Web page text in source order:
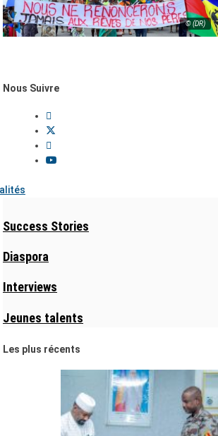
© (DR)
Nous Suivre
Success Stories
Diaspora
Interviews
Jeunes talents
Les plus récents